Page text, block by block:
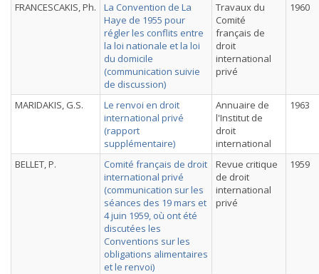
FRANCESCAKIS, Ph.
La Convention de La
Haye de 1955 pour
régler les conflits entre
la loi nationale et la loi
du domicile
(communication suivie
de discussion)
Travaux du
Comité
français de
droit
international
privé
1960
MARIDAKIS, G.S.
Le renvoi en droit
international privé
(rapport
supplémentaire)
Annuaire de
l'Institut de
droit
international
1963
BELLET, P.
Comité français de droit
international privé
(communication sur les
séances des 19 mars et
4 juin 1959, où ont été
discutées les
Conventions sur les
obligations alimentaires
et le renvoi)
Revue critique
de droit
international
privé
1959